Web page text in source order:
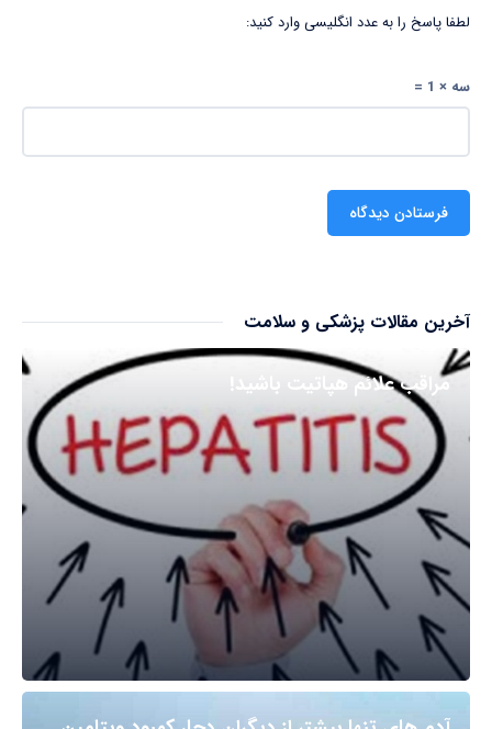
لطفا پاسخ را به عدد انگلیسی وارد کنید:
سه × 1 =
آخرین مقالات پزشکی و سلامت
مراقب علائم هپاتیت باشید!